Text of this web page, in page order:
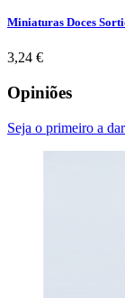
Miniaturas Doces
Preço
3,24 €
Opiniões
Seja o primeiro a